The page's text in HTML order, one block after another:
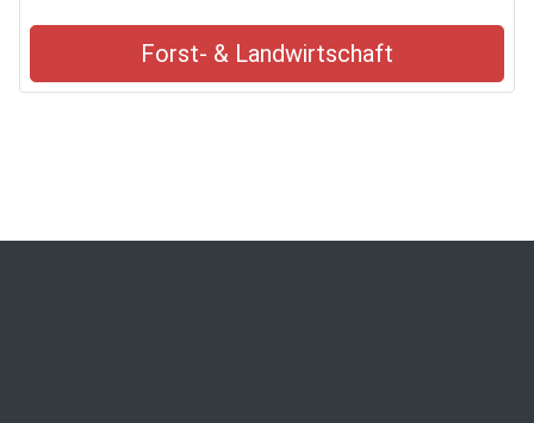
Forst- & Landwirtschaft